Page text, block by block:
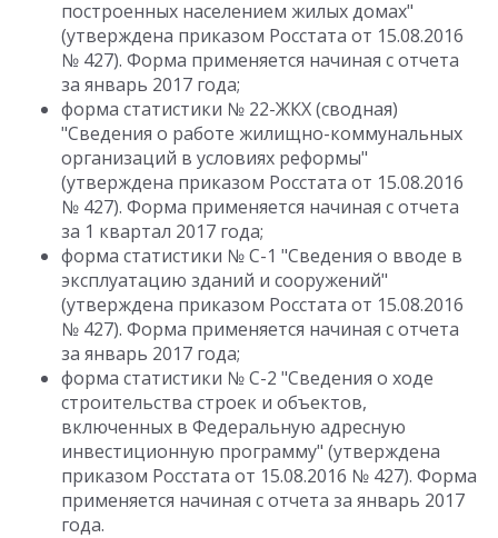
построенных населением жилых домах"
(утверждена приказом Росстата от 15.08.2016
№ 427). Форма применяется начиная с отчета
за январь 2017 года;
форма статистики № 22-ЖКХ (сводная)
"Сведения о работе жилищно-коммунальных
организаций в условиях реформы"
(утверждена приказом Росстата от 15.08.2016
№ 427). Форма применяется начиная с отчета
за 1 квартал 2017 года;
форма статистики № С-1 "Сведения о вводе в
эксплуатацию зданий и сооружений"
(утверждена приказом Росстата от 15.08.2016
№ 427). Форма применяется начиная с отчета
за январь 2017 года;
форма статистики № С-2 "Сведения о ходе
строительства строек и объектов,
включенных в Федеральную адресную
инвестиционную программу" (утверждена
приказом Росстата от 15.08.2016 № 427). Форма
применяется начиная с отчета за январь 2017
года.